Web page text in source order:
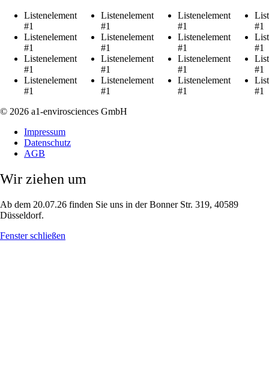
Listenelement
#1
Listenelement
#1
Listenelement
#1
Listenelement
#1
Listenelement
#1
Listenelement
#1
Listenelement
#1
Listenelement
#1
Listenelement
#1
Listenelement
#1
Listenelement
#1
Listenelement
#1
#1
#1
#1
#1
© 2026 a1-envirosciences GmbH
Impressum
Datenschutz
AGB
Wir ziehen um
Ab dem 20.07.26 finden Sie uns in der Bonner Str. 319, 40589
Düsseldorf.
Fenster schließen